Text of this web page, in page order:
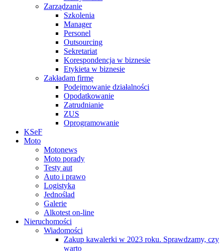
Zarządzanie
Szkolenia
Manager
Personel
Outsourcing
Sekretariat
Korespondencja w biznesie
Etykieta w biznesie
Zakładam firmę
Podejmowanie działalności
Opodatkowanie
Zatrudnianie
ZUS
Oprogramowanie
KSeF
Moto
Motonews
Moto porady
Testy aut
Auto i prawo
Logistyka
Jednoślad
Galerie
Alkotest on-line
Nieruchomości
Wiadomości
Zakup kawalerki w 2023 roku. Sprawdzamy, czy
warto